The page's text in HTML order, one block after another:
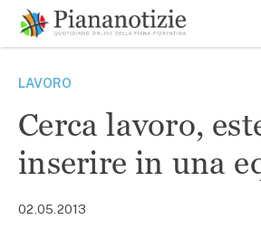
contenuto
SEARCH
LAVORO
Cerca lavoro,
inserire in una
02.05.2013